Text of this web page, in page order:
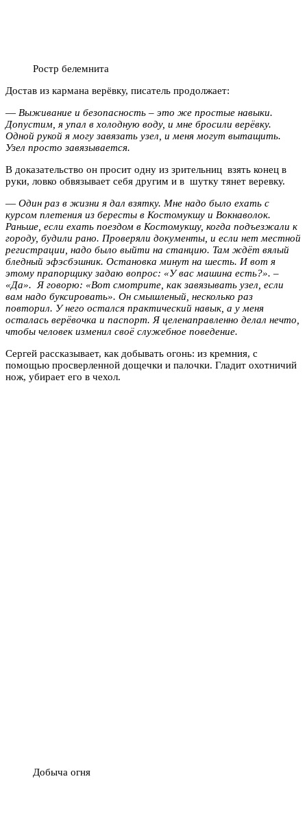
Ростр белемнита
Достав из кармана верёвку, писатель продолжает:
— Выживание и безопасность – это же простые навыки.
Допустим, я упал в холодную воду, и мне бросили верёвку.
Одной рукой я могу завязать узел, и меня могут вытащить.
Узел просто завязывается.
В доказательство он просит одну из зрительниц взять конец в
руки, ловко обвязывает себя другим и в шутку тянет веревку.
— Один раз в жизни я дал взятку. Мне надо было ехать с
курсом плетения из бересты в Костомукшу и Вокнаволок.
Раньше, если ехать поездом в Костомукшу, когда подъезжали к
городу, будили рано. Проверяли документы, и если нет местной
регистрации, надо было выйти на станцию. Там ждёт вялый
бледный эфэсбэшник. Остановка минут на шесть. И вот я
этому прапорщику задаю вопрос: «У вас машина есть?». –
«Да». Я говорю: «Вот смотрите, как завязывать узел, если
вам надо буксировать». Он смышленый, несколько раз
повторил. У него остался практический навык, а у меня
осталась верёвочка и паспорт. Я целенаправленно делал нечто,
чтобы человек изменил своё служебное поведение.
Сергей рассказывает, как добывать огонь: из кремния, с
помощью просверленной дощечки и палочки. Гладит охотничий
нож, убирает его в чехол.
Добыча огня